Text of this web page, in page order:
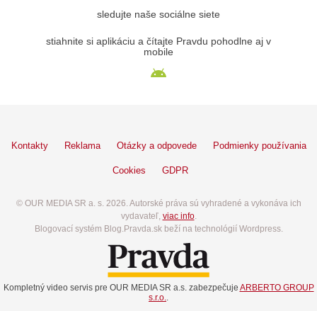
sledujte naše sociálne siete
stiahnite si aplikáciu a čítajte Pravdu pohodlne aj v
mobile
Kontakty Reklama Otázky a odpovede Podmienky používania
Cookies GDPR
© OUR MEDIA SR a. s. 2026. Autorské práva sú vyhradené a vykonáva ich
vydavateľ, viac info.
Blogovací systém Blog.Pravda.sk beží na technológií Wordpress.
Kompletný video servis pre OUR MEDIA SR a.s. zabezpečuje ARBERTO GROUP
s.r.o.